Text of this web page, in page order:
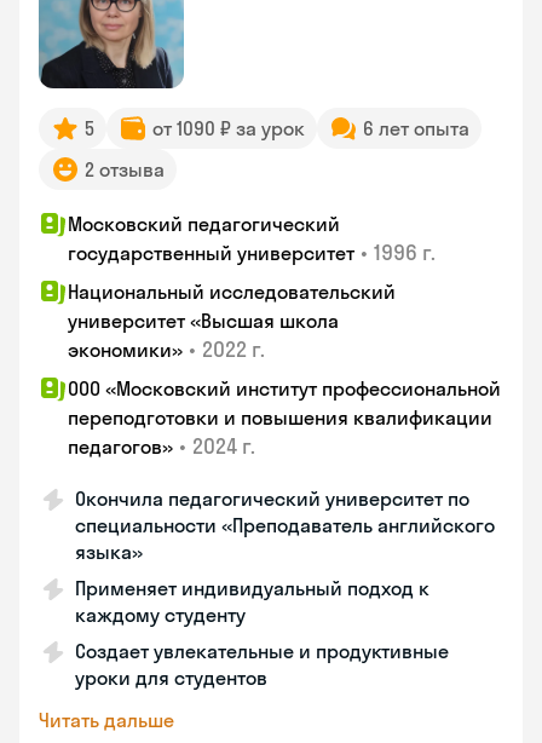
5 от 1090 ₽ за урок
6 лет опыта
2 отзыва
Московский педагогический
государственный университет • 1996 г.
Национальный исследовательский
университет «Высшая школа
экономики» • 2022 г.
ООО «Московский институт профессиональной
переподготовки и повышения квалификации
педагогов» • 2024 г.
Окончила педагогический университет по
специальности «Преподаватель английского
языка»
Применяет индивидуальный подход к
каждому студенту
Создает увлекательные и продуктивные
уроки для студентов
Читать дальше